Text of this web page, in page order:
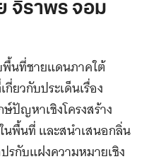
จิราพร จอม
นที่ชายแดนภาคใต้
ยวกับประเด็นเรื่อง
ปัญหาเชิงโครงสร้าง
นพื้นที่ และสนำเสนอกลิ่น
กับแฝงความหมายเชิง